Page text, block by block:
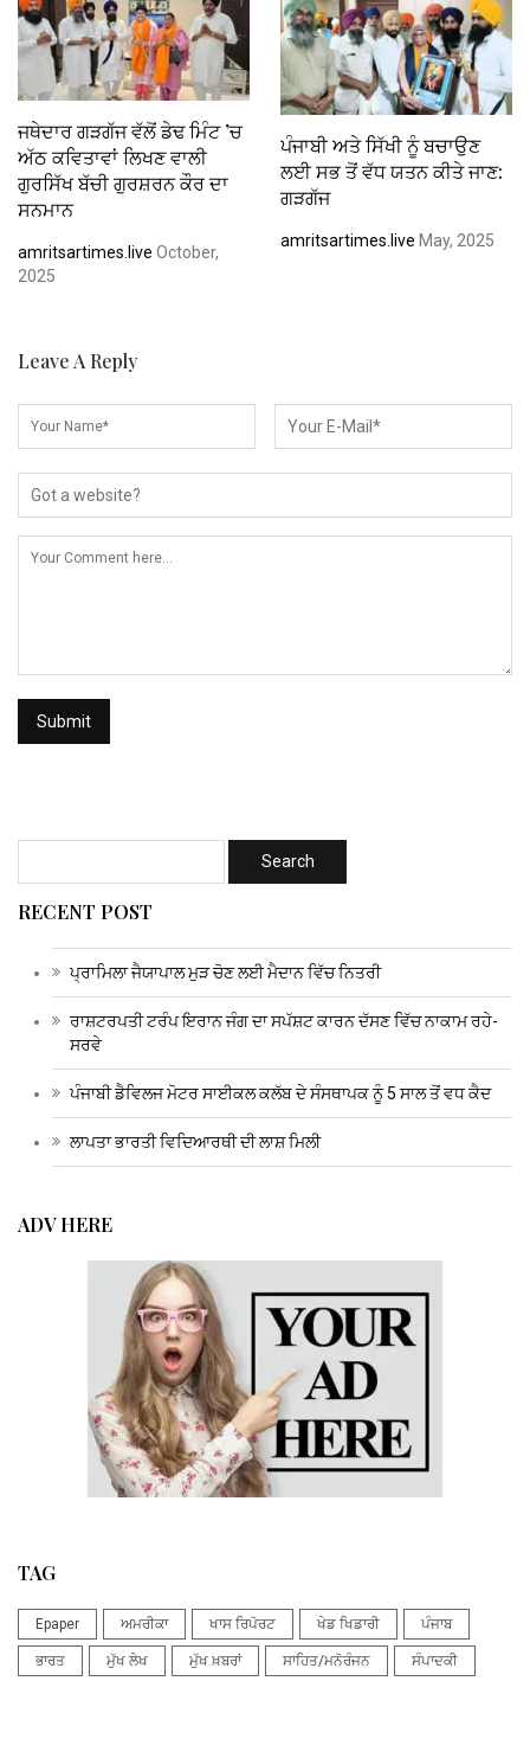
ਜਥੇਦਾਰ ਗੜਗੱਜ ਵੱਲੋਂ ਡੇਢ ਮਿੰਟ ’ਚ
ਅੱਠ ਕਵਿਤਾਵਾਂ ਲਿਖਣ ਵਾਲੀ
ਗੁਰਸਿੱਖ ਬੱਚੀ ਗੁਰਸ਼ਰਨ ਕੌਰ ਦਾ
ਸਨਮਾਨ
amritsartimes.live October,
2025
ਪੰਜਾਬੀ ਅਤੇ ਸਿੱਖੀ ਨੂੰ ਬਚਾਉਣ
ਲਈ ਸਭ ਤੋਂ ਵੱਧ ਯਤਨ ਕੀਤੇ ਜਾਣ:
ਗੜਗੱਜ
amritsartimes.live May, 2025
Leave A Reply
RECENT POST
ਪ੍ਰਾਮਿਲਾ ਜੈਯਾਪਾਲ ਮੁੜ ਚੋਣ ਲਈ ਮੈਦਾਨ ਵਿੱਚ ਨਿਤਰੀ
ਰਾਸ਼ਟਰਪਤੀ ਟਰੰਪ ਇਰਾਨ ਜੰਗ ਦਾ ਸਪੱਸ਼ਟ ਕਾਰਨ ਦੱਸਣ ਵਿੱਚ ਨਾਕਾਮ ਰਹੇ-
ਸਰਵੇ
ਪੰਜਾਬੀ ਡੈਵਿਲਜ ਮੋਟਰ ਸਾਈਕਲ ਕਲੱਬ ਦੇ ਸੰਸਥਾਪਕ ਨੂੰ 5 ਸਾਲ ਤੋਂ ਵਧ ਕੈਦ
ਲਾਪਤਾ ਭਾਰਤੀ ਵਿਦਿਆਰਥੀ ਦੀ ਲਾਸ਼ ਮਿਲੀ
ADV HERE
TAG
Epaper ਅਮਰੀਕਾ ਖਾਸ ਰਿਪੋਰਟ ਖੇਡ ਖਿਡਾਰੀ ਪੰਜਾਬ
ਭਾਰਤ ਮੁੱਖ ਲੇਖ ਮੁੱਖ ਖ਼ਬਰਾਂ ਸਾਹਿਤ/ਮਨੋਰੰਜਨ ਸੰਪਾਦਕੀ